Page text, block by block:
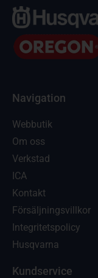
Navigation
Webbutik
Om oss
Verkstad
ICA
Kontakt
Försäljningsvillkor
Integritetspolicy
Husqvarna
Kundservice